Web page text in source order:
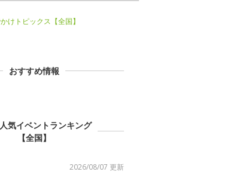
けトピックス【全国】
おすすめ情報
気イベントランキング
【全国】
2026/08/07 更新